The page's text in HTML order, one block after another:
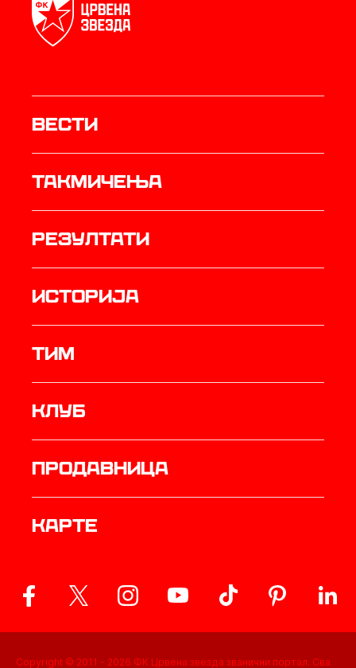
Вести
Такмичења
резултати
историја
ТИМ
Клуб
продавница
Карте
Copyright © 2011 - 2026 ФК Црвена звезда званични портал. Сва